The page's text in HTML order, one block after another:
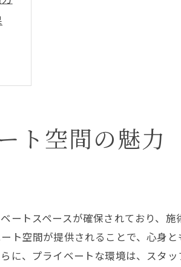
ト空間の魅力
ートスペースが確保されており、施
ト空間が提供されることで、心身と
に、プライベートな環境は、スタッ